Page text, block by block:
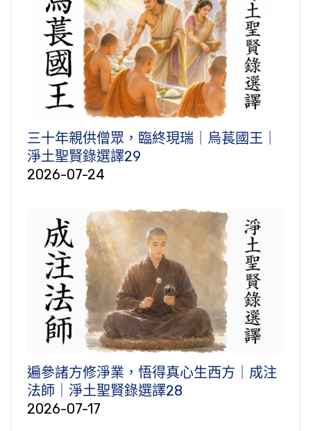
三十年親供僧眾，臨終現瑞｜烏萇國王｜
淨土聖賢錄選譯29
2026-07-24
遍參諸方修淨業，悟得真心生西方｜成注
法師｜淨土聖賢錄選譯28
2026-07-17